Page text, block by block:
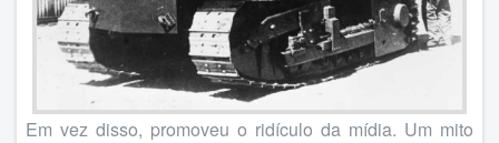
Em vez disso, promoveu o ridículo da mídia. Um mito